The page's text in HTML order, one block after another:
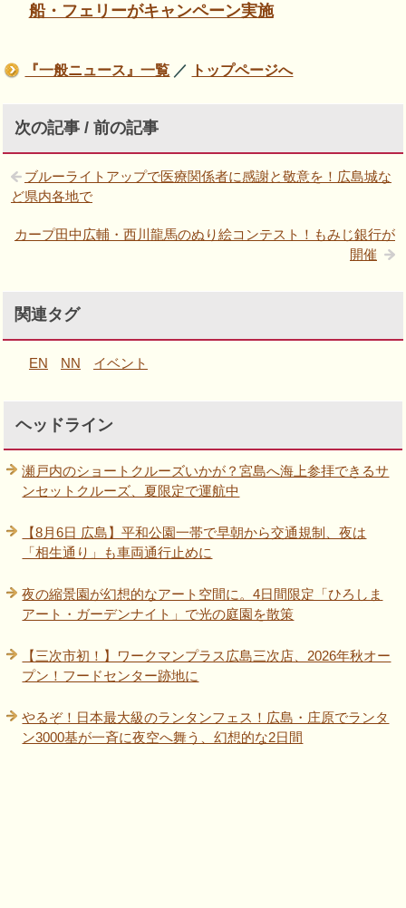
船・フェリーがキャンペーン実施
『一般ニュース』一覧 ／ トップページへ
次の記事 / 前の記事
ブルーライトアップで医療関係者に感謝と敬意を！広島城な
ど県内各地で
カープ田中広輔・西川龍馬のぬり絵コンテスト！もみじ銀行が
開催
関連タグ
EN NN イベント
ヘッドライン
瀬戸内のショートクルーズいかが？宮島へ海上参拝できるサ
ンセットクルーズ、夏限定で運航中
【8月6日 広島】平和公園一帯で早朝から交通規制、夜は
「相生通り」も車両通行止めに
夜の縮景園が幻想的なアート空間に。4日間限定「ひろしま
アート・ガーデンナイト」で光の庭園を散策
【三次市初！】ワークマンプラス広島三次店、2026年秋オー
プン！フードセンター跡地に
やるぞ！日本最大級のランタンフェス！広島・庄原でランタ
ン3000基が一斉に夜空へ舞う、幻想的な2日間